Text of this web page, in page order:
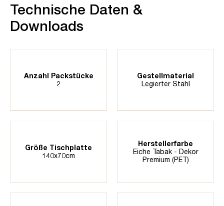
Technische Daten &
Downloads
Anzahl Packstücke
2
Gestellmaterial
Legierter Stahl
Größe Tischplatte
140x70cm
Herstellerfarbe
Eiche Tabak - Dekor
Premium (PET)